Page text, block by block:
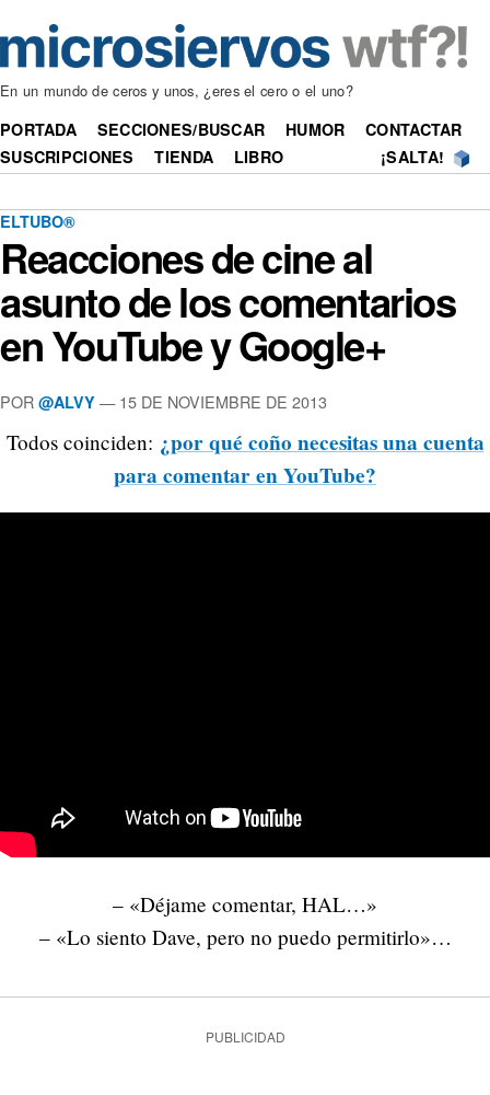
En un mundo de ceros y unos, ¿eres el cero o el uno?
PORTADA SECCIONES/BUSCAR HUMOR
CONTACTAR
SUSCRIPCIONES
TIENDA LIBRO ¡SALTA!
ELTUBO®
Reacciones de cine al
asunto de los comentarios
en YouTube y Google+
POR @ALVY —15 DE NOVIEMBRE DE 2013
Todos coinciden: ¿por qué coño necesitas una cuenta
para comentar en YouTube?
– «Déjame comentar, HAL…»
– «Lo siento Dave, pero no puedo permitirlo»…
PUBLICIDAD